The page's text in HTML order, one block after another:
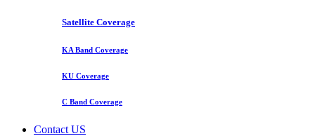
Satellite Coverage
KA Band Coverage
KU Coverage
C Band Coverage
Contact US